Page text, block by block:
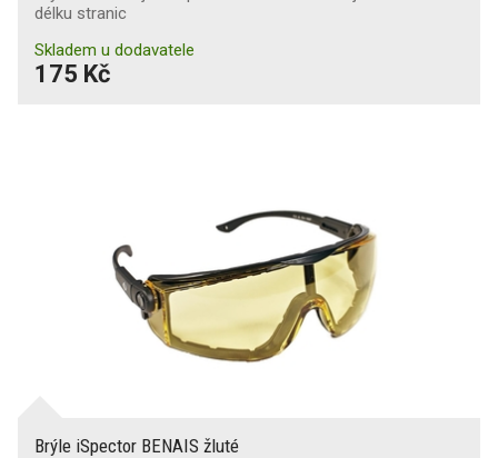
délku stranic
Skladem u dodavatele
175 Kč
Brýle iSpector BENAIS žluté